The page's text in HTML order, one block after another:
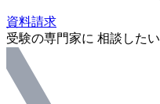
資料請求
受験の専門家に 相談したい